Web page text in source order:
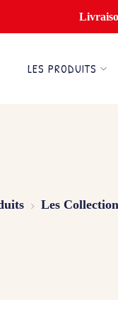
LES PRODUITS
Les